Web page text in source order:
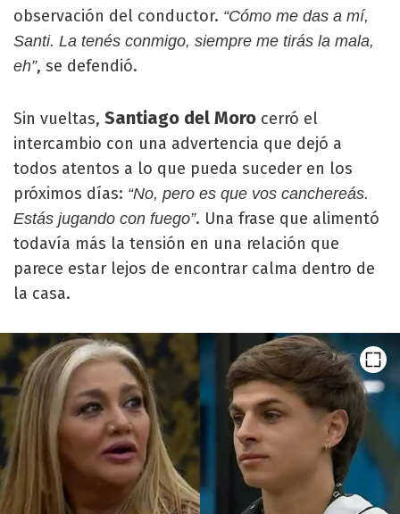
observación del conductor. “Cómo me das a mí,
Santi. La tenés conmigo, siempre me tirás la mala,
eh”, se defendió.
Sin vueltas, Santiago del Moro cerró el
intercambio con una advertencia que dejó a
todos atentos a lo que pueda suceder en los
próximos días: “No, pero es que vos canchereás.
Estás jugando con fuego”. Una frase que alimentó
todavía más la tensión en una relación que
parece estar lejos de encontrar calma dentro de
la casa.